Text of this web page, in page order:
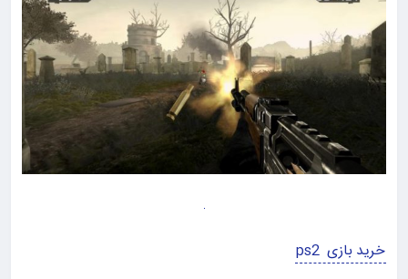
خرید بازی ps2